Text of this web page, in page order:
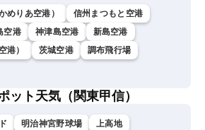
めりあ空港）
信州まつもと空港
空港 神津島空港
新島空港
港）
茨城空港
調布飛行場
ット天気（関東甲信）
明治神宮野球場
上高地